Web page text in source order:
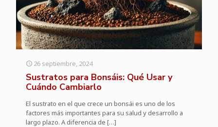
26 septiembre, 2024
Sustratos para Bonsáis: Qué Usar y
Cuándo Cambiarlo
El sustrato en el que crece un bonsái es uno de los
factores más importantes para su salud y desarrollo a
largo plazo. A diferencia de […]